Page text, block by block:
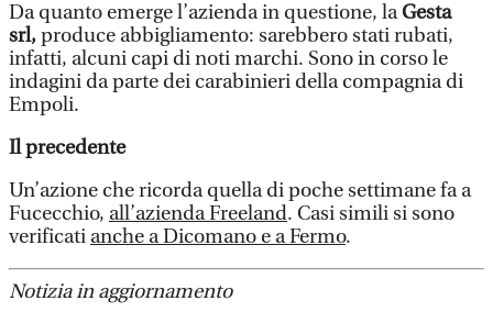
Da quanto emerge l’azienda in questione, laGesta
srl,produce abbigliamento: sarebbero stati rubati,
infatti, alcuni capi di noti marchi. Sono in corso le
indagini da parte dei carabinieri della compagnia di
Empoli.
Il precedente
Un’azione che ricorda quella di poche settimane fa a
Fucecchio, all’azienda Freeland. Casi simili si sono
verificati anche a Dicomano e a Fermo.
Notizia in aggiornamento